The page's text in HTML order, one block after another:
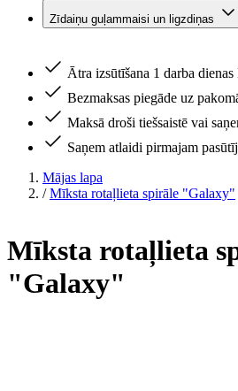
Zīdaiņu guļammaisi un ligzdiņas
Ātra izsūtīšana 1 darba dienas
Bezmaksas piegāde uz
Maksā droši tiešsaistē vai
Saņem atlaidi pirmajam
Mājas lapa
/ Mīksta rotaļlieta spirāle "Galaxy"
Mīksta rotaļlieta
"Galaxy"